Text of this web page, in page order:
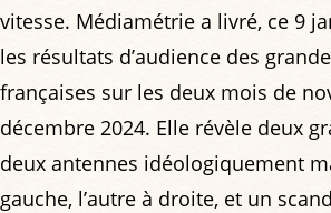
vitesse. Médiamétrie a livré, ce 9
les résultats d’audience des
françaises sur les deux mois de
décembre 2024. Elle révèle deux
deux antennes idéologiquement
gauche, l’autre à droite, et un